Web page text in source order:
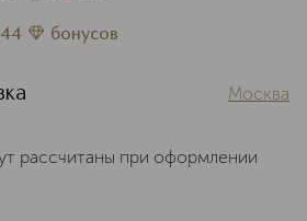
44 бонусов
Москва
рассчитаны при оформлении